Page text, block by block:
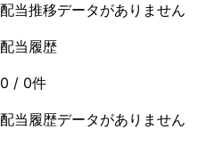
配当推移データがありません
配当履歴
0 / 0件
配当履歴データがありません